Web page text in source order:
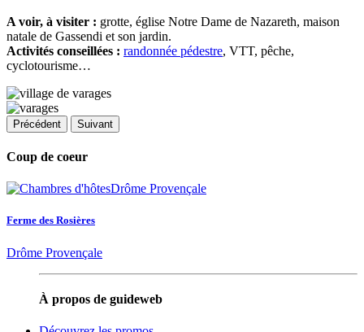
A voir, à visiter : grotte, église Notre Dame de Nazareth, maison
natale de Gassendi et son jardin.
Activités conseillées : randonnée pédestre, VTT, pêche,
cyclotourisme…
Précédent Suivant
Coup de coeur
Ferme des Rosières
Drôme Provençale
À propos de guideweb